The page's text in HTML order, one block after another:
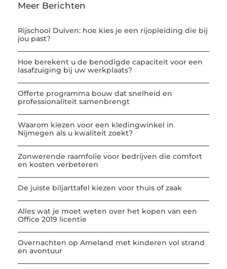
Meer Berichten
Rijschool Duiven: hoe kies je een rijopleiding die bij
jou past?
Hoe berekent u de benodigde capaciteit voor een
lasafzuiging bij uw werkplaats?
Offerte programma bouw dat snelheid en
professionaliteit samenbrengt
Waarom kiezen voor een kledingwinkel in
Nijmegen als u kwaliteit zoekt?
Zonwerende raamfolie voor bedrijven die comfort
en kosten verbeteren
De juiste biljarttafel kiezen voor thuis of zaak
Alles wat je moet weten over het kopen van een
Office 2019 licentie
Overnachten op Ameland met kinderen vol strand
en avontuur